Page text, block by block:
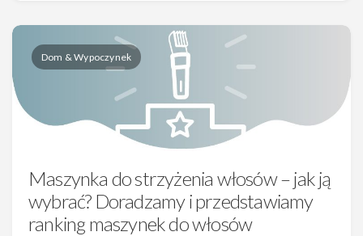
Dom & Wypoczynek
Maszynka do strzyżenia włosów – jak ją
wybrać? Doradzamy i przedstawiamy
ranking maszynek do włosów